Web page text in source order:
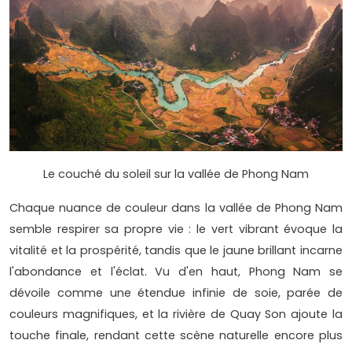
Le couché du soleil sur la vallée de Phong Nam
Chaque nuance de couleur dans la vallée de Phong Nam
semble respirer sa propre vie : le vert vibrant évoque la
vitalité et la prospérité, tandis que le jaune brillant incarne
l'abondance et l'éclat. Vu d'en haut, Phong Nam se
dévoile comme une étendue infinie de soie, parée de
couleurs magnifiques, et la rivière de Quay Son ajoute la
touche finale, rendant cette scène naturelle encore plus